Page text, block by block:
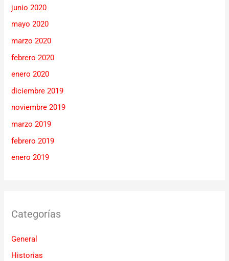
junio 2020
mayo 2020
marzo 2020
febrero 2020
enero 2020
diciembre 2019
noviembre 2019
marzo 2019
febrero 2019
enero 2019
Categorías
General
Historias